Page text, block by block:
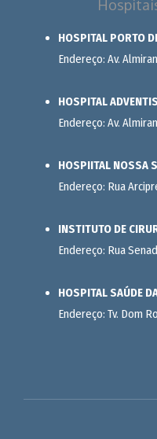
HOSPITAL PORTO
Endereço: Av.
HOSPITAL
Endereço: Av.
HOSPIITAL NOSSA
Endereço: Rua
INSTITUTO DE
Endereço: Rua
HOSPITAL SAÚDE
Endereço: Tv. Dom